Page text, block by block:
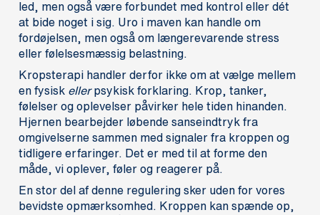
led, men også være forbundet med kontrol eller dét
at bide noget i sig. Uro i maven kan handle om
fordøjelsen, men også om længerevarende stress
eller følelsesmæssig belastning.
Kropsterapi handler derfor ikke om at vælge mellem
en fysisk ellerpsykisk forklaring. Krop, tanker,
følelser og oplevelser påvirker hele tiden hinanden.
Hjernen bearbejder løbende sanseindtryk fra
omgivelserne sammen med signaler fra kroppen og
tidligere erfaringer. Det er med til at forme den
måde, vi oplever, føler og reagerer på.
En stor del af denne regulering sker uden for vores
bevidste opmærksomhed. Kroppen kan spænde op,